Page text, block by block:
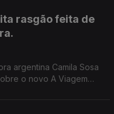
rasgão feita de
argentina Camila Sosa
o novo A Viagem